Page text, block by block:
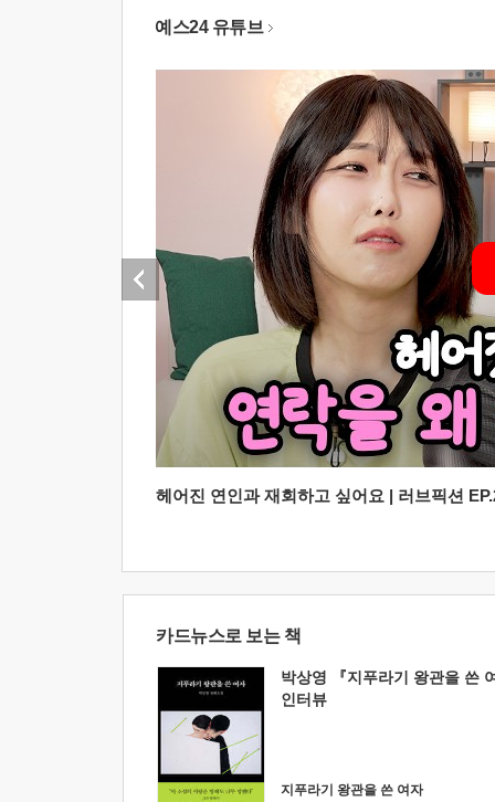
예스24 유튜브
헤어진 연인과 재회하고 싶어요 | 러브픽션
카드뉴스로 보는 책
박상영 『지푸라기 왕관을 쓴
인터뷰
지푸라기 왕관을 쓴 여자